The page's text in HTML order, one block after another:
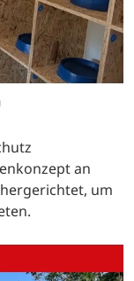
an
um